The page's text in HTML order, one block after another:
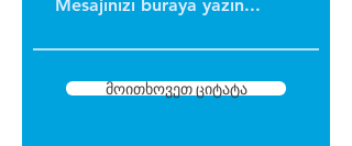
მოითხოვეთ ციტატა